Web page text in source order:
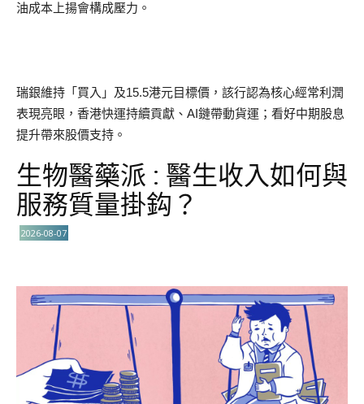
油成本上揚會構成壓力。
瑞銀維持「買入」及15.5港元目標價，該行認為核心經常利潤
表現亮眼，香港快運持續貢獻、AI鏈帶動貨運；看好中期股息
提升帶來股價支持。
生物醫藥派 : 醫生收入如何與
服務質量掛鈎？
2026-08-07